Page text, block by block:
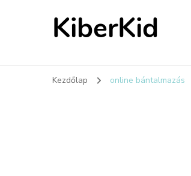
KiberKid
Kezdőlap online bántalmazás